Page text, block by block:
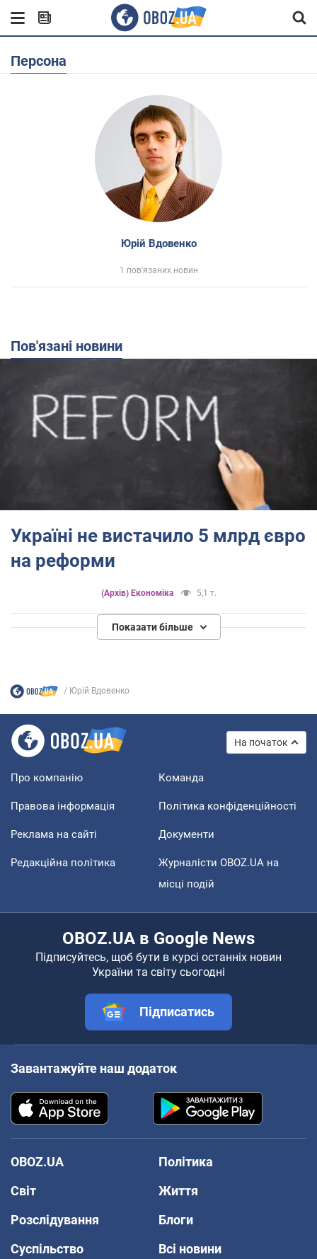
Персона
Юрій Вдовенко
1 пов'язаних новин
Пов'язані новини
Україні не вистачило 5 млрд євро
на реформи
(Архів) Економіка 5,1 т.
Показати більше
Юрій Вдовенко
На початок
Про компанію Команда
Правова інформація Політика конфіденційності
Реклама на сайті Документи
Редакційна політика
Журналісти OBOZ.UA на
місці подій
OBOZ.UA в Google News
Підписуйтесь, щоб бути в курсі останніх новин
України та світу сьогодні
Підписатись
Завантажуйте наш додаток
OBOZ.UA
Політика
Світ
Життя
Розслідування
Блоги
Суспільство
Всі новини